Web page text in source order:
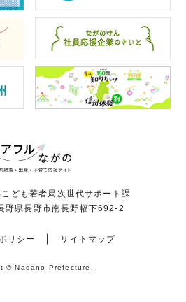
ども若者局次世代サポート課
県長野市南長野幅下692-2
リシー サイトマップ
© Nagano Prefecture.